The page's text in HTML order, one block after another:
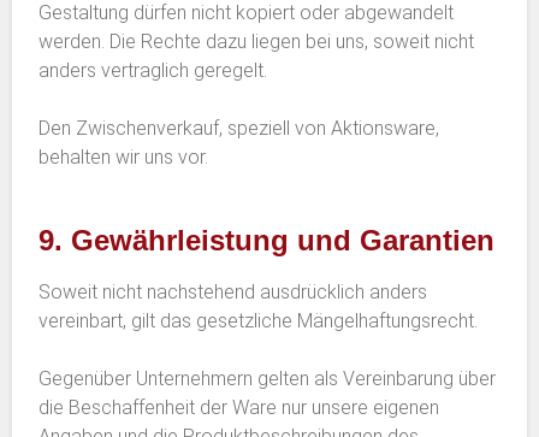
Gestaltung dürfen nicht kopiert oder abgewandelt
werden. Die Rechte dazu liegen bei uns, soweit nicht
anders vertraglich geregelt.
Den Zwischenverkauf, speziell von Aktionsware,
behalten wir uns vor.
9. Gewährleistung und Garantien
Soweit nicht nachstehend ausdrücklich anders
vereinbart, gilt das gesetzliche Mängelhaftungsrecht.
Gegenüber Unternehmern gelten als Vereinbarung über
die Beschaffenheit der Ware nur unsere eigenen